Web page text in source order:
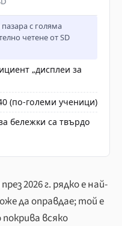
с голяма
четене от SD
„дисплеи за
(по-големи ученици)
бележки са твърдо
2026 г. рядко е най-
да оправдае; той е
всяко